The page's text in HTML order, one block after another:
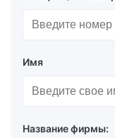
Имя
Название фирмы: